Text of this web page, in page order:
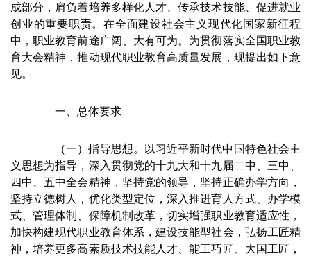
成部分，肩负着培养多样化人才、传承技术技能、促进就业
创业的重要职责。在全面建设社会主义现代化国家新征程
中，职业教育前途广阔、大有可为。为贯彻落实全国职业教
育大会精神，推动现代职业教育高质量发展，现提出如下意
见。
一、总体要求
（一）指导思想。以习近平新时代中国特色社会主
义思想为指导，深入贯彻党的十九大和十九届二中、三中、
四中、五中全会精神，坚持党的领导，坚持正确办学方向，
坚持立德树人，优化类型定位，深入推进育人方式、办学模
式、管理体制、保障机制改革，切实增强职业教育适应性，
加快构建现代职业教育体系，建设技能型社会，弘扬工匠精
神，培养更多高素质技术技能人才、能工巧匠、大国工匠，